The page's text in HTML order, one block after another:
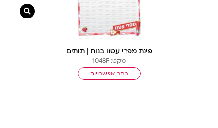
פינת מפרי עטנו בנות | תותים
מקט: 1048F
בחר אפשרויות
צפייה